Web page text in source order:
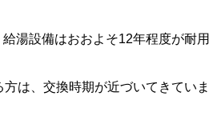
湯設備はおおよそ12年程度が耐
は、交換時期が近づいてきてい